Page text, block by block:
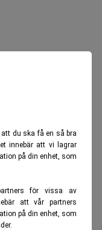
du ska få en så bra
innebär att vi lagrar
på din enhet, som
för vissa av
att vår partners
på din enhet, som
till Alecta